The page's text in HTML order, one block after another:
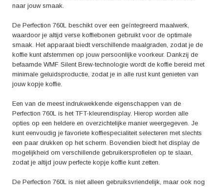
Perfection 760L vaak genoemd.
Met de WMF CP823A10 Perfection 760L Volautomaat haal je niet alleen
een stukje luxe in huis, maar ook een koffie-ervaring van topkwaliteit.
Geniet van heerlijke aroma's, een perfecte cremalaag en koffie die
precies naar jouw smaak is gezet. Ontdek de wereld van koffievariaties
en laat je verwennen door dit fantastische apparaat.
naar jouw smaak.
De Perfection 760L beschikt over een geïntegreerd maalwerk,
waardoor je altijd verse koffiebonen gebruikt voor de optimale
smaak. Het apparaat biedt verschillende maalgraden, zodat je de
koffie kunt afstemmen op jouw persoonlijke voorkeur. Dankzij de
befaamde WMF Silent Brew-technologie wordt de koffie bereid met
minimale geluidsproductie, zodat je in alle rust kunt genieten van
jouw kopje koffie.
Een van de meest indrukwekkende eigenschappen van de
Perfection 760L is het TFT-kleurendisplay. Hierop worden alle
opties op een heldere en overzichtelijke manier weergegeven. Je
kunt eenvoudig je favoriete koffiespecialiteit selecteren met slechts
een paar drukken op het scherm. Bovendien biedt het display de
mogelijkheid om verschillende gebruikersprofielen op te slaan,
zodat je altijd jouw perfecte kopje koffie kunt zetten.
De Perfection 760L is niet alleen gebruiksvriendelijk, maar ook nog